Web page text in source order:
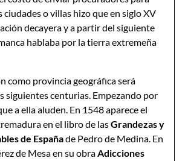
ciudades o villas hizo que en siglo XV
decayera y a partir del siguiente
hablaba por la tierra extremeña
como provincia geográfica será
siguientes centurias. Empezando por
a ella aluden. En 1548 aparece el
en el libro de lasGrandezas y
de Españade Pedro de Medina. En
de Mesa en su obraAdicciones